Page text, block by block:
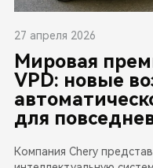
27 апреля 2026
Мировая
VPD: новые
для
Компания Chery